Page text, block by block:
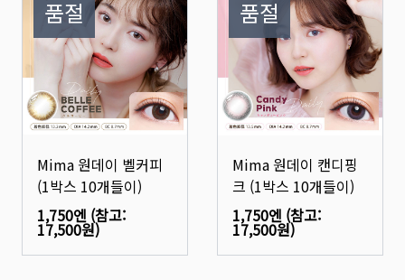
품절
Mima 원데이 벨커피
(1박스 10개들이)
1,750엔 (참고:
17,500원)
품절
Mima 원데이 캔디핑
크 (1박스 10개들이)
1,750엔 (참고:
17,500원)